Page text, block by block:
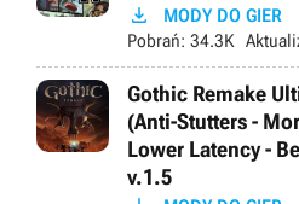
 MODY DO GIER
Pobrań: 34.3K
Gothic Remake
(Anti-Stutters -
Lower Latency -
v.1.5